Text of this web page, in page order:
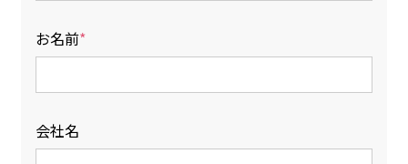
お名前
会社名